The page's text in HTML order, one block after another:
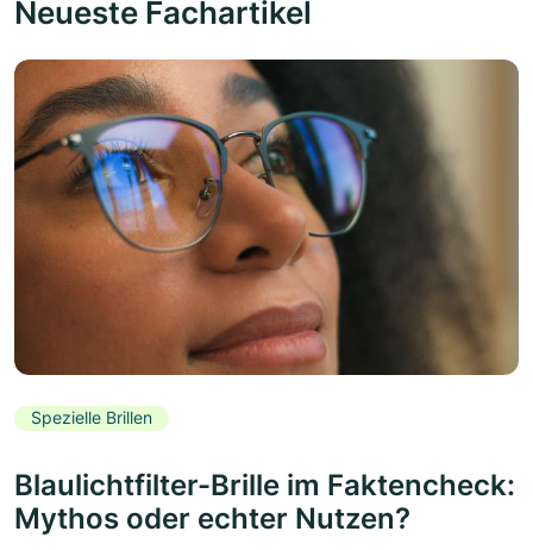
Neueste Fachartikel
Spezielle Brillen
Blaulichtfilter-Brille im Faktencheck:
Mythos oder echter Nutzen?